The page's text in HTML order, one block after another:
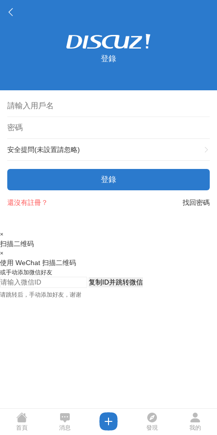
登錄
安全提問(未設置請忽略)
登錄
找回密碼
還沒有註冊？
×
扫描二维码
×
使用 WeChat 扫描二维码
或手动添加微信好友
复制ID并跳转微信
请跳转后，手动添加好友，谢谢
首頁 消息 發現 我的